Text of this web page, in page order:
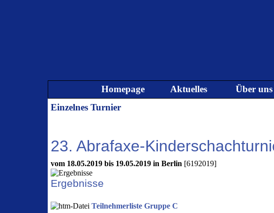
Homepage Aktuelles ▼
Über uns
Einzelnes Turnier
23. Abrafaxe-
vom 18.05.2019 bis 19.05.2019 in Berlin [6192019]
Ergebnisse
Teilnehmerliste Gruppe C